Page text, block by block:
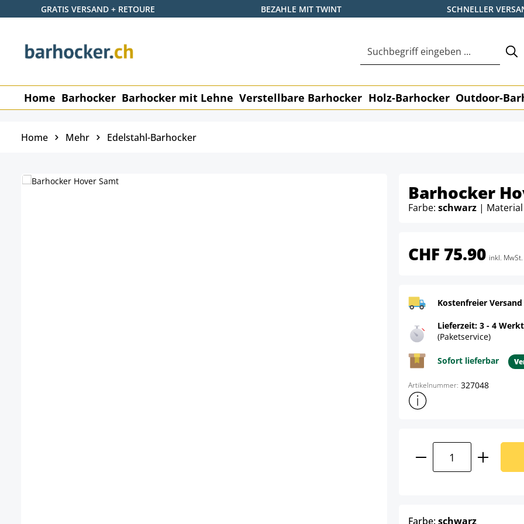
to main content
Skip to search
Skip to main navigation
GRATIS VERSAND + RETOURE BEZAHLE MIT TWINT SCHNELLER
Home Barhocker Barhocker mit Lehne Verstellbare Barhocker Holz-Barhocker Outdoor-
Home Mehr Edelstahl-Barhocker
Barhocker
Farbe: schwarz |
CHF 75.90 inkl. MwSt.
Kostenfreier
Lieferzeit: 3 - 4
(Paketservice)
Sofort lieferbar
Artikelnummer: 327048
Weitere
Product
Farbe:schwarzauswählen